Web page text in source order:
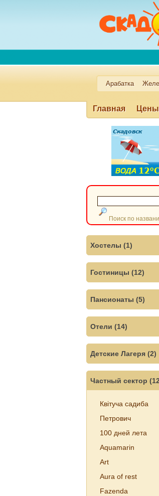
Арабатка
Главная
Услуги
Лазурное
Поиск по
Хостелы (1)
Гостиницы (12)
Пансионаты (5)
Отели (14)
Детские Лагеря (2)
Частный сектор
Квітуча садиба
Петрович
100 дней лета
Aquamarin
Art
Aura of rest
Fazenda